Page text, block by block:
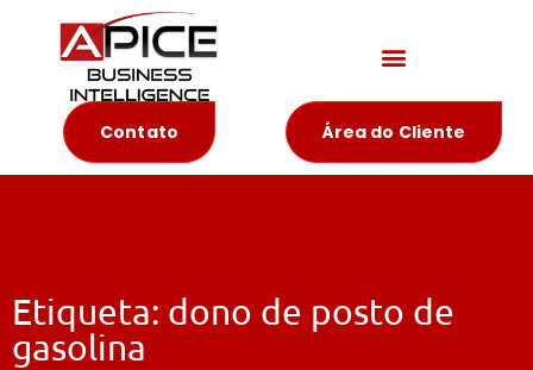
Contato Área do Cliente
Etiqueta: dono de posto de
gasolina